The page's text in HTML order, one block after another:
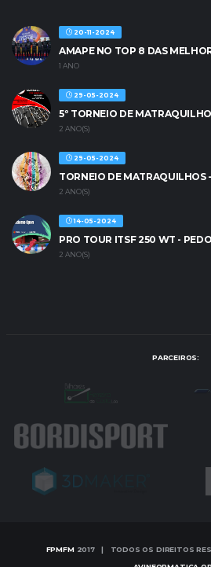
20-11-2024
AMAPE NO TOP 8 DAS
1 ANO
29-05-2024
5º TORNEIO DE
2 ANO(S)
29-05-2024
TORNEIO DE MATRAQUILHOS
2 ANO(S)
14-05-2024
PRO TOUR ITSF 250 WT -
2 ANO(S)
PARCEIROS:
FPMFM2017 | TODOS OS DIREITOS